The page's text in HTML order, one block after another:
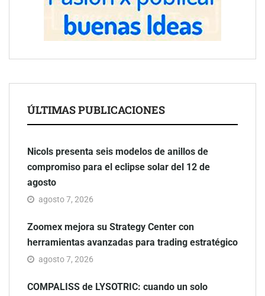
ÚLTIMAS PUBLICACIONES
Nicols presenta seis modelos de anillos de
compromiso para el eclipse solar del 12 de
agosto
agosto 7, 2026
Zoomex mejora su Strategy Center con
herramientas avanzadas para trading estratégico
agosto 7, 2026
COMPALISS de LYSOTRIC: cuando un solo